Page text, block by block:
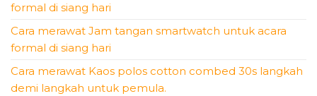
formal di siang hari
Cara merawat Jam tangan smartwatch untuk acara
formal di siang hari
Cara merawat Kaos polos cotton combed 30s langkah
demi langkah untuk pemula.